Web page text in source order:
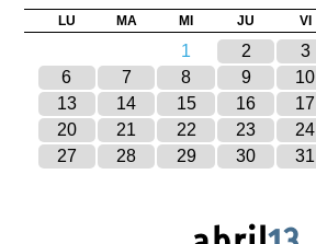
LU MA MI JU VI
1 2 3
6
7 8 9 10
13
14 15 16 17
20
21 22 23 24
27
28 29 30 31